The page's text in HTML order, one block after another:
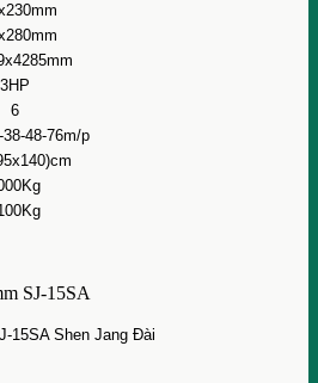
3HP
6
38-48-76m/p
15SA Shen Jang Đài